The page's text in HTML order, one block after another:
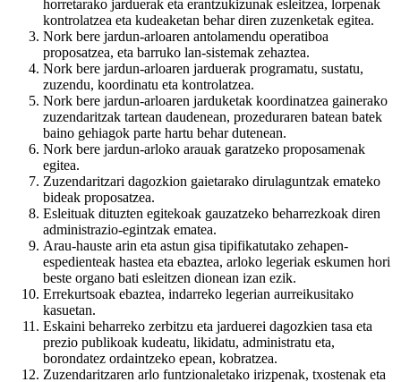
horretarako jarduerak eta erantzukizunak esleitzea, lorpenak
kontrolatzea eta kudeaketan behar diren zuzenketak egitea.
Nork bere jardun-arloaren antolamendu operatiboa
proposatzea, eta barruko lan-sistemak zehaztea.
Nork bere jardun-arloaren jarduerak programatu, sustatu,
zuzendu, koordinatu eta kontrolatzea.
Nork bere jardun-arloaren jarduketak koordinatzea gainerako
zuzendaritzak tartean daudenean, prozeduraren batean batek
baino gehiagok parte hartu behar dutenean.
Nork bere jardun-arloko arauak garatzeko proposamenak
egitea.
Zuzendaritzari dagozkion gaietarako dirulaguntzak emateko
bideak proposatzea.
Esleituak dituzten egitekoak gauzatzeko beharrezkoak diren
administrazio-egintzak ematea.
Arau-hauste arin eta astun gisa tipifikatutako zehapen-
espedienteak hastea eta ebaztea, arloko legeriak eskumen hori
beste organo bati esleitzen dionean izan ezik.
Errekurtsoak ebaztea, indarreko legerian aurreikusitako
kasuetan.
Eskaini beharreko zerbitzu eta jarduerei dagozkien tasa eta
prezio publikoak kudeatu, likidatu, administratu eta,
borondatez ordaintzeko epean, kobratzea.
Zuzendaritzaren arlo funtzionaletako irizpenak, txostenak eta